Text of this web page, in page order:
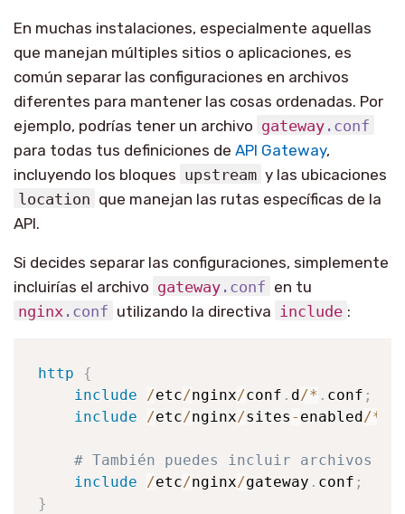
En muchas instalaciones, especialmente aquellas
que manejan múltiples sitios o aplicaciones, es
común separar las configuraciones en archivos
diferentes para mantener las cosas ordenadas. Por
ejemplo, podrías tener un archivo gateway .conf
para todas tus definiciones de API Gateway,
incluyendo los bloques upstream y las ubicaciones
location que manejan las rutas específicas de la
API.
Si decides separar las configuraciones, simplemente
incluirías el archivo gateway .conf en tu
nginx .conf utilizando la directiva include :
http
{
include
/etc/nginx/conf . d /* . conf ;
include
/etc/nginx/sites - enabled /*
# También puedes incluir archivos
include
/etc/nginx/gateway . conf ;
}